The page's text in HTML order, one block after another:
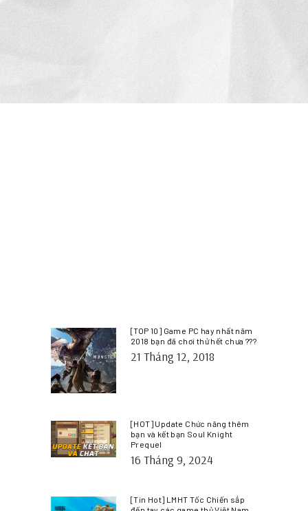
[TOP 10] Game PC hay nhất năm
2018 bạn đã chơi thử hết chưa ???
21 Tháng 12, 2018
[HOT] Update Chức năng thêm
bạn và kết bạn Soul Knight
Prequel
16 Tháng 9, 2024
[Tin Hot] LMHT Tốc Chiến sắp